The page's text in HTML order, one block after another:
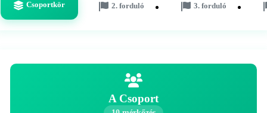
Csoportkör 2. forduló 3. forduló
A Csoport